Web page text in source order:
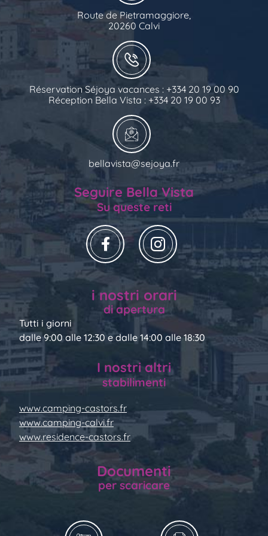
Route de Pietramaggiore,
20260 Calvi
Réservation Séjoya vacances : +334 20 19 00 90
Réception Bella Vista : +334 20 19 00 93
bellavista@sejoya.fr
Seguire Bella Vista
Su queste reti
i nostri orari
di apertura
Tutti i giorni
dalle 9:00 alle 12:30 e dalle 14:00 alle 18:30
I nostri altri
stabilimenti
www.camping-castors.fr
www.camping-calvi.fr
www.residence-castors.fr
Documenti
per scaricare